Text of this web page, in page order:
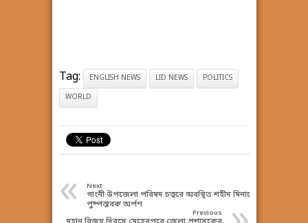
Tag: ENGLISH NEWS LID NEWS POLITICS
WORLD
« Next
গাংনী উপজেলা পরিষদ চত্বরে অবস্থিত শহীদ মিনারে
পুষ্পস্তবক অর্পণ
Previous